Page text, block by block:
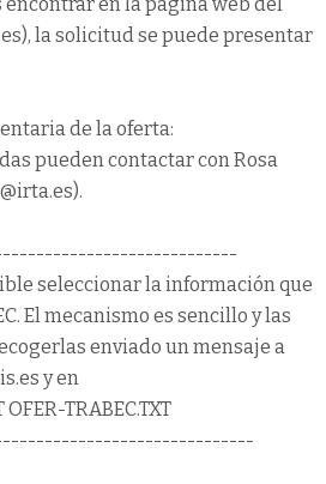
la solicitud se puede presentar
de la oferta:
pueden contactar con Rosa
seleccionar la información que
El mecanismo es sencillo y las
enviado un mensaje a
y en
TRABEC.TXT